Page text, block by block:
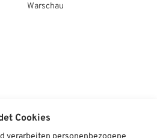
Warschau
Cookies